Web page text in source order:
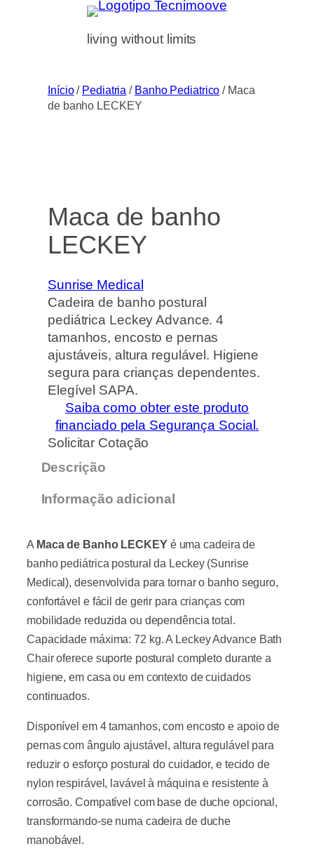
living without limits
Início/ Pediatria / Banho Pediatrico / Maca
de banho LECKEY
Maca de banho
LECKEY
Sunrise Medical
Cadeira de banho postural
pediátrica Leckey Advance. 4
tamanhos, encosto e pernas
ajustáveis, altura regulável. Higiene
segura para crianças dependentes.
Elegível SAPA.
Saiba como obter este produto
financiado pela Segurança Social.
Solicitar Cotação
Descrição
Informação adicional
A Maca de Banho LECKEYé uma cadeira de
banho pediátrica postural da Leckey (Sunrise
Medical), desenvolvida para tornar o banho seguro,
confortável e fácil de gerir para crianças com
mobilidade reduzida ou dependência total.
Capacidade máxima: 72 kg. A Leckey Advance Bath
Chair oferece suporte postural completo durante a
higiene, em casa ou em contexto de cuidados
continuados.
Disponível em 4 tamanhos, com encosto e apoio de
pernas com ângulo ajustável, altura regulável para
reduzir o esforço postural do cuidador, e tecido de
nylon respirável, lavável à máquina e resistente à
corrosão. Compatível com base de duche opcional,
transformando-se numa cadeira de duche
manobável.